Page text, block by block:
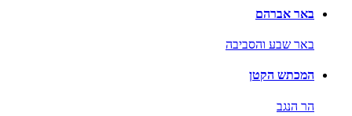
באר אברהם
באר שבע והסביבה
המכתש הקטן
הר הנגב